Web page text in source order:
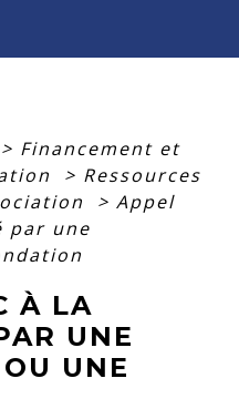
> Financement et
> Ressources
> Appel
par une
À LA
UNE
UNE